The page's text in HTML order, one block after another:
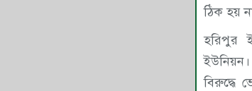
ঠিক হয়
হরিপুর
বিরুদ্ধে